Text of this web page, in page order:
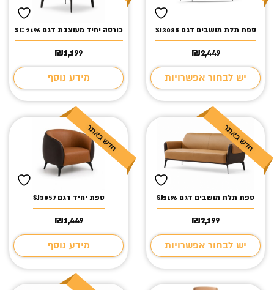
ספת תלת מושבים דגם SJ3085
₪2,449
יש לבחור אפשרויות
כורסה יחיד מעוצבת דגם SC 2196
₪1,199
מידע נוסף
ספת תלת מושבים דגם SJ2196
₪2,199
יש לבחור אפשרויות
ספת יחיד דגם SJ3057
₪1,449
מידע נוסף